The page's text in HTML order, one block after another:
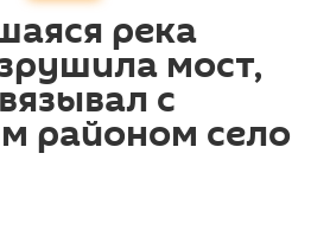
река
мост,
с
районом село